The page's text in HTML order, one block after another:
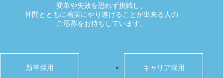
変革や失敗を恐れず挑戦し、
仲間とともに着実にやり遂げることが出来る人の
ご応募をお待ちしています。
新卒採用 キャリア採用